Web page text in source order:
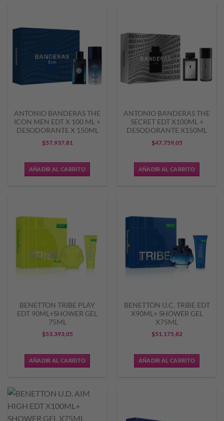
ANTONIO BANDERAS THE
ICON MEN EDT X 100 ML +
DESODORANTE X 150ML
$57.937,81
AÑADIR AL CARRITO
ANTONIO BANDERAS THE
SECRET EDT X100ML +
DESODORANTE X150ML
$47.759,05
AÑADIR AL CARRITO
BENETTON TRIBE PLAY
EDT 90ML+SHOWER GEL
75ML
$53.393,05
AÑADIR AL CARRITO
BENETTON U.C. TRIBE EDT
X90ML+ SHOWER GEL
X75ML
$51.175,82
AÑADIR AL CARRITO